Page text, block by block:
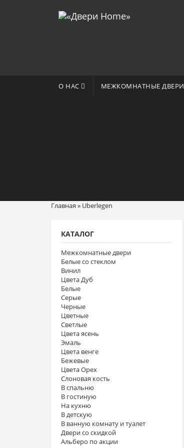
О НАС МЕЖКОМНАТНЫЕ ДВЕРИ
Главная » Uberlegen
КАТАЛОГ
Межкомнатные двери
Белые со стеклом
Винил
Цвета Дуб
Белые
Серые
Черные
Цветные
Светлые
Цвета ясень
Эмаль
Цвета венге
Бежевые
Цвета Орех
Слоновая кость
В спальню
В гостиную
На кухню
В детскую
В ванную комнату и туалет
Двери со скидкой
Альберо по акции